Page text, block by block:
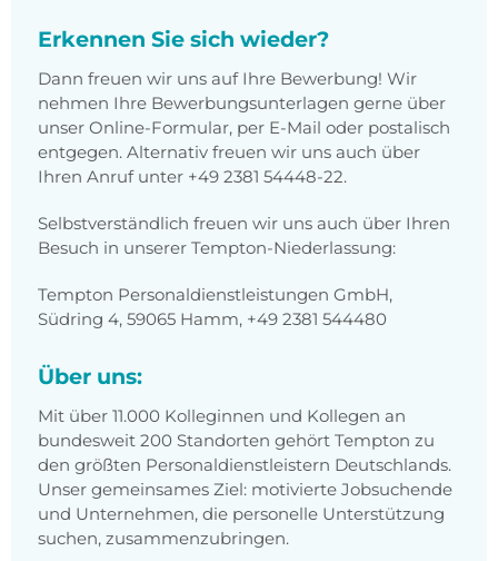
Erkennen Sie sich wieder?
Dann freuen wir uns auf Ihre Bewerbung! Wir
nehmen Ihre Bewerbungsunterlagen gerne über
unser Online-Formular, per E-Mail oder postalisch
entgegen. Alternativ freuen wir uns auch über
Ihren Anruf unter +49 2381 54448-22.
Selbstverständlich freuen wir uns auch über Ihren
Besuch in unserer Tempton-Niederlassung:
Tempton Personaldienstleistungen GmbH,
Südring 4, 59065 Hamm, +49 2381 544480
Über uns:
Mit über 11.000 Kolleginnen und Kollegen an
bundesweit 200 Standorten gehört Tempton zu
den größten Personaldienstleistern Deutschlands.
Unser gemeinsames Ziel: motivierte Jobsuchende
und Unternehmen, die personelle Unterstützung
suchen, zusammenzubringen.